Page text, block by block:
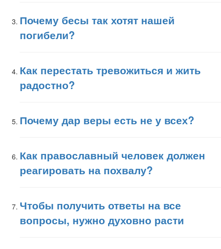
Почему бесы так хотят нашей
погибели?
Как перестать тревожиться и жить
радостно?
Почему дар веры есть не у всех?
Как православный человек должен
реагировать на похвалу?
Чтобы получить ответы на все
вопросы, нужно духовно расти